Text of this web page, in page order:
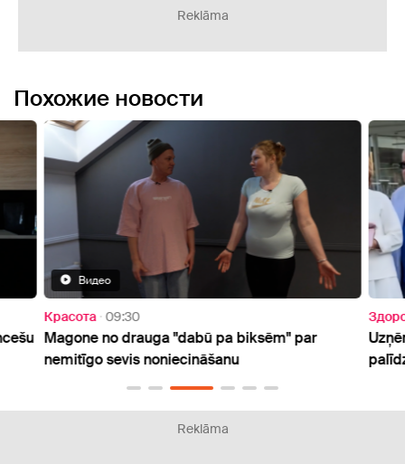
Reklāma
Похожие новости
Видео
Красота 09:30
Magone no drauga "dabū pa biksēm" par
nemitīgo sevis noniecināšanu
Reklāma